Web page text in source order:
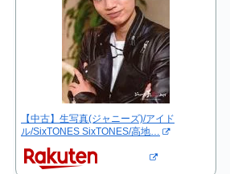
【中古】生写真(ジャニーズ)/アイド
ル/SixTONES SixTONES/高地…